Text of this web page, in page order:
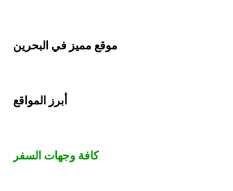
موقع مميز في البحرين
أبرز المواقع
كافة وجهات السفر